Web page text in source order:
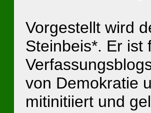
Vorgestellt wird
Steinbeis*. Er ist
von Demokratie
mitinitiiert und